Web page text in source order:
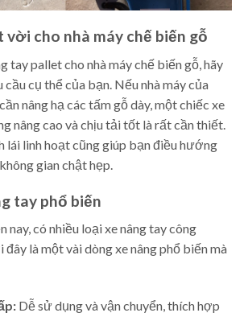
vời cho nhà máy chế biến gỗ
tay pallet cho nhà máy chế biến gỗ, hãy
cầu cụ thể của bạn. Nếu nhà máy của
nâng hạ các tấm gỗ dày, một chiếc xe
nâng cao và chịu tải tốt là rất cần thiết.
lái linh hoạt cũng giúp bạn điều hướng
gian chật hẹp.
tay phổ biến
nay, có nhiều loại xe nâng tay công
là một vài dòng xe nâng phổ biến mà
Dễ sử dụng và vận chuyển, thích hợp